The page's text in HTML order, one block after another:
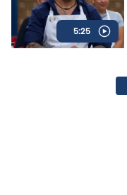
5:25